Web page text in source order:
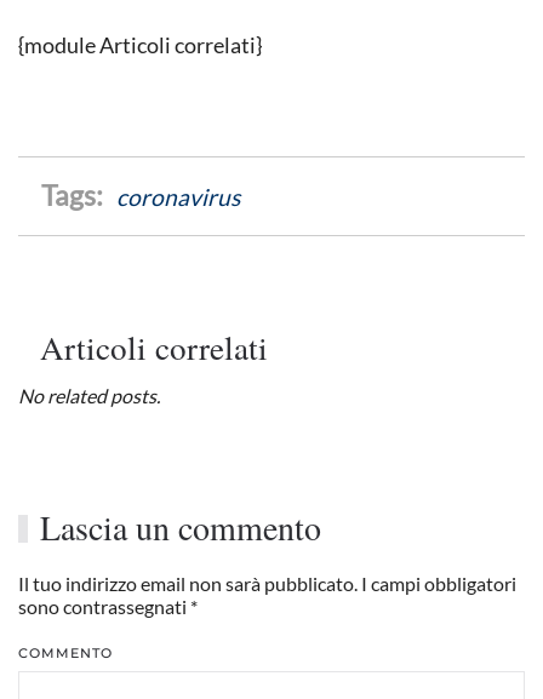
{module Articoli correlati}
coronavirus
Articoli correlati
No related posts.
Lascia un commento
Il tuo indirizzo email non sarà pubblicato. I campi obbligatori
sono contrassegnati *
COMMENTO